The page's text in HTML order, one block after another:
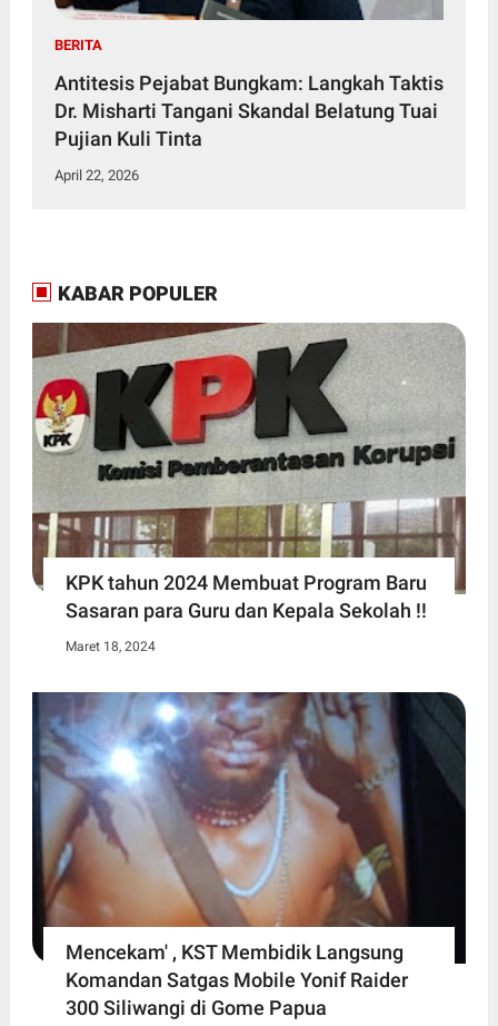
BERITA
Antitesis Pejabat Bungkam: Langkah Taktis
Dr. Misharti Tangani Skandal Belatung Tuai
Pujian Kuli Tinta
April 22, 2026
KABAR POPULER
KPK tahun 2024 Membuat Program Baru
Sasaran para Guru dan Kepala Sekolah !!
Maret 18, 2024
Mencekam' , KST Membidik Langsung
Komandan Satgas Mobile Yonif Raider
300 Siliwangi di Gome Papua